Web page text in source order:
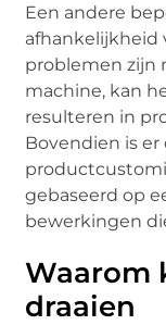
Een andere
afhankelijkheid
problemen zijn
machine, kan
resulteren in
Bovendien is
gebaseerd op
bewerkingen
Waarom
draaien